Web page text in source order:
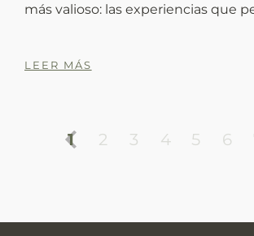
más valioso: las experiencias que
LEER MÁS
1 2 3 4 5 6